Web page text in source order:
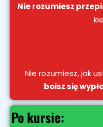
Nie rozumiesz
Nie rozumiesz, jak
boisz się
Po kursie: